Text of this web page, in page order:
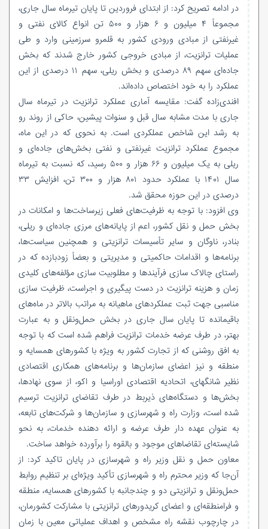
در ادامه تصریح کرد: از ابتدای فروردین تا پایان تیرماه سال جاری،
مجموعاً ۴ میلیون و ۶ هزار و ۵۰۰ تن انواع کالای نفتی و
غیرنفتی از مبادی ورودی کشور به قلمرو سرزمینی وارد و طی
عملیات ترانزیت، از مبادی خروجی کشور خارج شدند که بخش
جاده‌ای سهم ۸۹ درصدی و بخش ریلی، سهم ۱۱ درصدی از این
عملکرد را به خود اختصاص داده‌اند.
افندی‌زاده گفت: مقایسه آماری عملکرد ترانزیت در تیرماه سال
جاری با مدت مشابه سال قبل و سنوات پیشین، حاکی از روند رو
به رشد این شاخص عملکردی است. به نحوی که در این ماه،
مجموع عملکرد ترانزیت غیرنفتی و نفتی بخش‌های جاده‌ای و
ریلی به یک میلیون و ۶۶ هزار و ۵۰۰ رسید، که نسبت به تیرماه
سال ۱۴۰۱ با عملکرد حدود ۸۰۱ هزار و ۳۰۰ تن، افزایش ۳۳
درصدی در این حوزه محقق شد.
وی افزود: با توجه به ظرفیت‌های فعلی زیرساخت‌ها و امکانات در
بخش حمل و نقل کشور، اعم از پایانه‌های مرزی جاده‌ای و ریلی،
بنادر، ناوگان و سایر تأسیسات ترانزیتی و همچنین سیاست‌ها،
برنامه‌ها و اقدامات حاکمیتی و مدیریتی و بعضاً زودبازده که در
راستای چالاک سازی فرآیندها و مطلوبیت سازی مؤلفه‌های کلیدی
زمان و هزینه ترانزیت در دست پیگیری و اجراست، ظرفیت سازی
مناسبی جهت ثبت عملکردهای ماهیانه به مراتب بالاتر در ماه‌های
باقیمانده تا پایان سال جاری در بخش حمل‌ونقل و به عبارت
بهتر، در طرف عرضه خدمات ترانزیت فراهم شده است که با توجه
به افق روشنی که از تجارت کشور به ویژه با کشورهای همسایه و
منطقه و نیز اعضای سازمان‌ها و برنامه‌های همکاری اقتصادی
نظیر شانگهای، اتحادیه اقتصادی اوراسیا و اکو، از سوی نهادها،
بخش‌ها و دستگاه‌های ذیربط در طرف تقاضای ترانزیت ترسیم
شده است، وزارت راه و شهرسازی و سازمان‌ها و شرکت‌های تابعه،
به عنوان عهده دار طرف عرضه و ارائه دهنده خدمات، به نحو
شایسته‌ای تقاضاهای موجود و بالقوه را برآورده خواهد ساخت.
معاون حمل و نقل وزیر راه و شهرسازی در پایان تاکید کرد: از
آن‌جا که وزیر محترم راه و شهرسازی تأکید ویژه‌ای بر تنظیم روابط
حمل‌ونقل و ترانزیتی دو و چندجانبه با کشورهای همسایه، منطقه
و فرامنطقه‌ای و اعضای کریدورهای ترانزیتی با مشارکت کشورمان،
در چارچوب نقشه راه مشخص و اهداف عملیاتی معین با زمان